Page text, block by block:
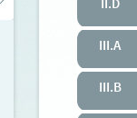
III.A
III.B